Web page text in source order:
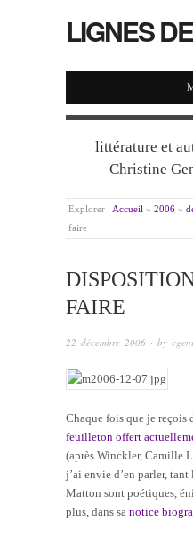
LIGNES
littérature et
Christine
Explorer : Accueil » 2006 »
faire
FAIRE
22 décembre 2006 · by
Chaque fois que je reçois
feuilleton offert
(après Winckler, Camille
j’ai envie d’en parler, tant
Matton sont poétiques,
plus, dans sa notice